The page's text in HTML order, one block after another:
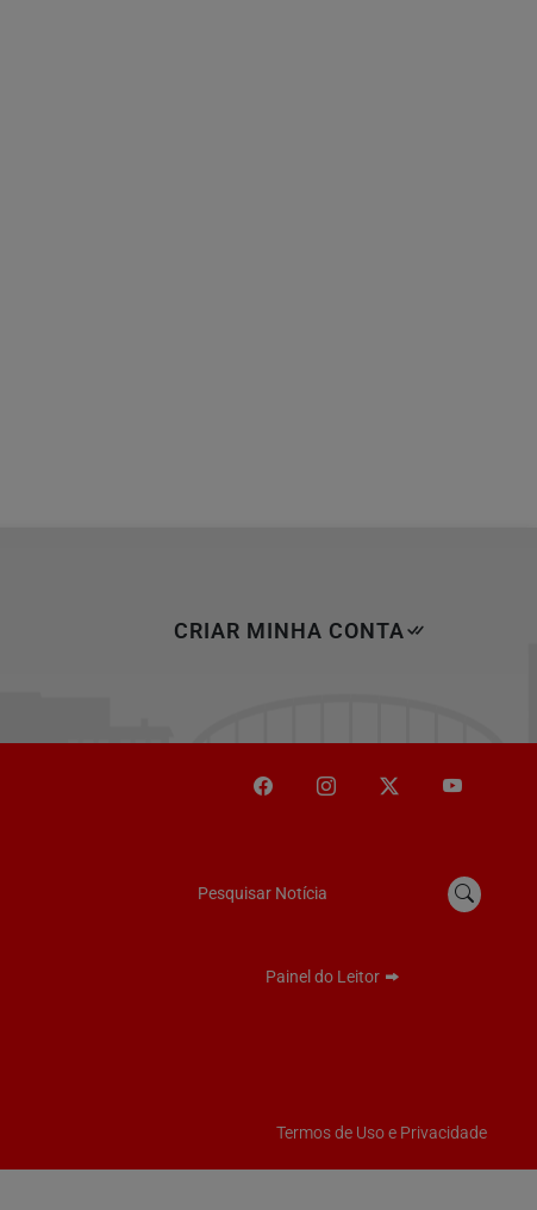
CRIAR MINHA CONTA
Pesquisar Notícia
Painel do Leitor
Termos de Uso e Privacidade